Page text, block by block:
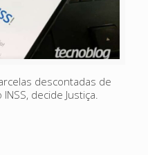
descontadas de
decide Justiça.